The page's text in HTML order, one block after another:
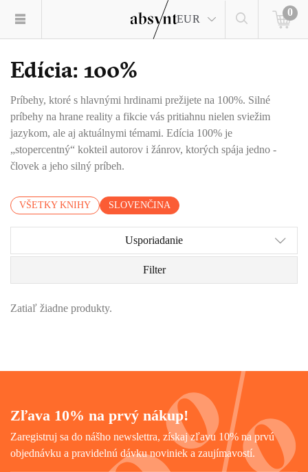
EUR
0
Edícia: 100%
Príbehy, ktoré s hlavnými hrdinami prežijete na 100%. Silné
príbehy na hrane reality a fikcie vás pritiahnu nielen sviežim
jazykom, ale aj aktuálnymi témami. Edícia 100% je
„stopercentný“ kokteil autorov i žánrov, ktorých spája jedno -
človek a jeho silný príbeh.
VŠETKY KNIHY SLOVENČINA
Usporiadanie
Filter
Zatiaľ žiadne produkty.
Zľava 10% na prvý nákup!
Zaregistruj sa do nášho newslettra, získaj zľavu 10% na prvú
objednávku a pravidelnú dávku noviniek a zaujímavostí.